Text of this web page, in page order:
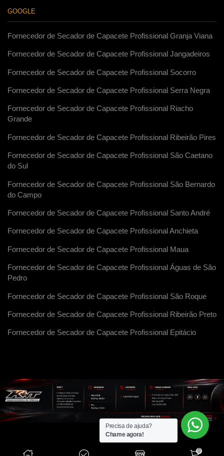
GOOGLE
Fornecedor de Secador de Capacete Profissional Granja Viana
Fornecedor de Secador de Capacete Profissional Jangadeiros
Fornecedor de Secador de Capacete Profissional Socorro
Fornecedor de Secador de Capacete Profissional Serra Negra
Fornecedor de Secador de Capacete Profissional Riacho
Grande
Fornecedor de Secador de Capacete Profissional Ribeirão Pires
Fornecedor de Secador de Capacete Profissional São Caetano
do Sul
Fornecedor de Secador de Capacete Profissional São Bernardo
do Campo
Fornecedor de Secador de Capacete Profissional Santo André
Fornecedor de Secador de Capacete Profissional Anchieta
Fornecedor de Secador de Capacete Profissional Maua
Fornecedor de Secador de Capacete Profissional Águas de São
Pedro
Fornecedor de Secador de Capacete Profissional São Roque
Fornecedor de Secador de Capacete Profissional Ribeirão Preto
Fornecedor de Secador de Capacete Profissional Epitácio
0
Precisa de ajuda?
Chame agora!